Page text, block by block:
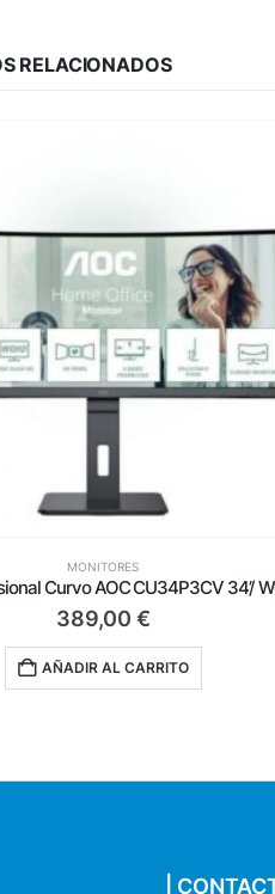
RELACIONADOS
MONITORES
389,00 €
AÑADIR AL CARRITO
|